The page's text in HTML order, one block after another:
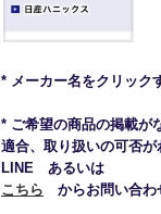
* メーカー名をクリック
* ご希望の商品の掲載が
適合、取り扱いの可否
LINE あるいは
こちら からお問い合